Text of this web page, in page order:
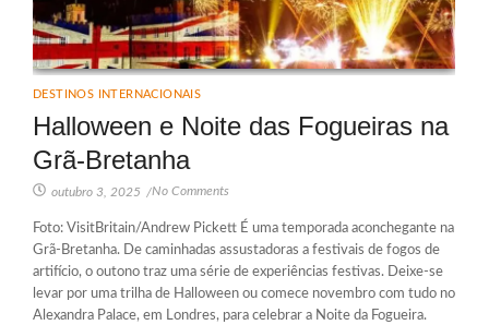
DESTINOS INTERNACIONAIS
Halloween e Noite das Fogueiras na
Grã-Bretanha
outubro 3, 2025 /No Comments
Foto: VisitBritain/Andrew Pickett É uma temporada aconchegante na
Grã-Bretanha. De caminhadas assustadoras a festivais de fogos de
artifício, o outono traz uma série de experiências festivas. Deixe-se
levar por uma trilha de Halloween ou comece novembro com tudo no
Alexandra Palace, em Londres, para celebrar a Noite da Fogueira.